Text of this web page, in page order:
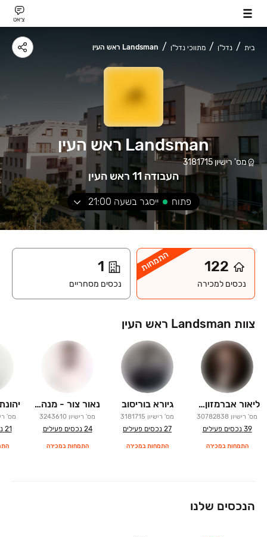
צ׳אט
בית נדל"ן מתווכי נדל"ן Landsman ראש העין
Landsman ראש העין
מס' רישיון3181715
העבודה 11 ראש העין
פתוח ייסגר בשעה 21:00
התמחות 122
נכסים למכירה
1
נכסים מסחריים
צוות Landsman ראש העין
ליאור אברמזון- מנהל צוות
מס' רישיון 30782838
39 נכסים פעילים
התמחות במכירה
גיורא בוריסוב
מס' רישיון 3181715
27 נכסים פעילים
התמחות במכירה
נאור צור - מנהל צוות
מס' רישיון 3243610
24 נכסים פעילים
התמחות במכירה
מס'
21
הנכסים שלנו